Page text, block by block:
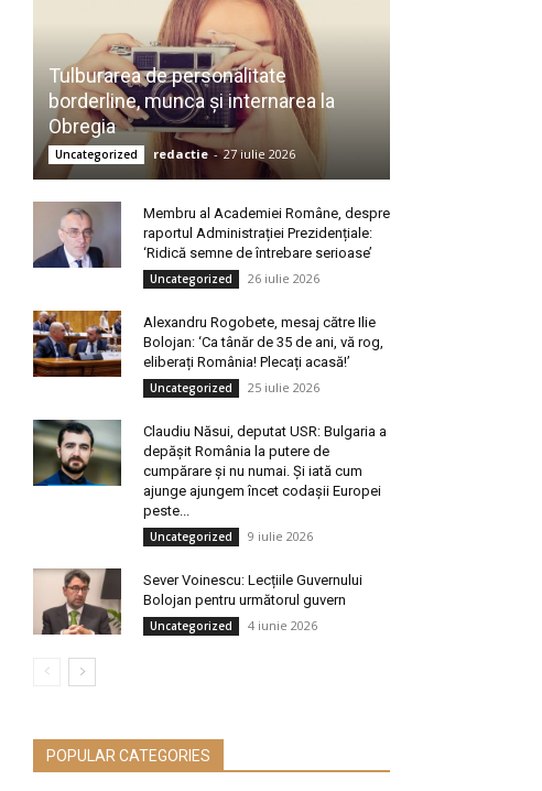
Tulburarea de personalitate
borderline, munca și internarea la
Obregia
Uncategorized redactie - 27 iulie 2026
Membru al Academiei Române, despre
raportul Administrației Prezidențiale:
‘Ridică semne de întrebare serioase’
Uncategorized 26 iulie 2026
Alexandru Rogobete, mesaj către Ilie
Bolojan: ‘Ca tânăr de 35 de ani, vă rog,
eliberați România! Plecați acasă!’
Uncategorized 25 iulie 2026
Claudiu Năsui, deputat USR: Bulgaria a
depășit România la putere de
cumpărare și nu numai. Și iată cum
ajunge ajungem încet codașii Europei
peste...
Uncategorized 9 iulie 2026
Sever Voinescu: Lecțiile Guvernului
Bolojan pentru următorul guvern
Uncategorized 4 iunie 2026
POPULAR CATEGORIES